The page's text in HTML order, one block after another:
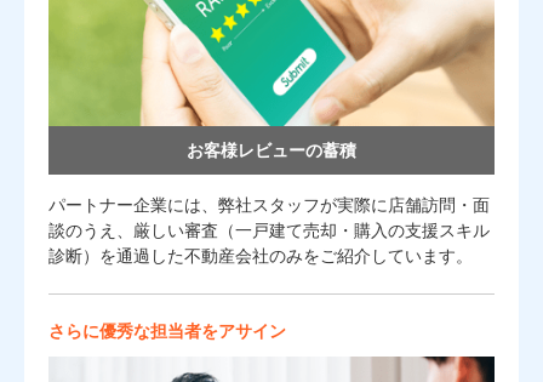
お客様レビューの蓄積
パートナー企業には、弊社スタッフが実際に店舗訪問・面
談のうえ、厳しい審査（一戸建て売却・購入の支援スキル
診断）を通過した不動産会社のみをご紹介しています。
さらに優秀な担当者をアサイン